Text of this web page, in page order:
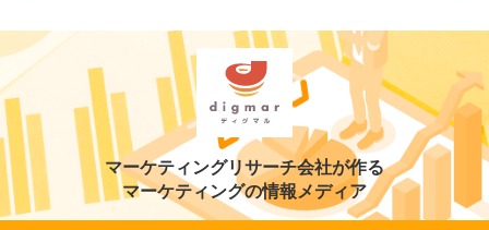
マーケティングリサーチ会社が作る
マーケティングの情報メディア